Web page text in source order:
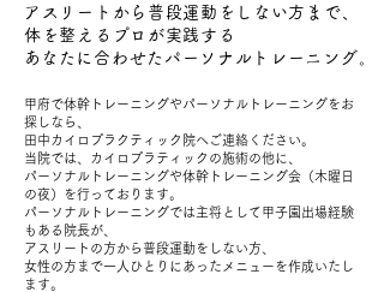
アスリートから普段運動をしない方まで、
体を整えるプロが実践する
​あなたに合わせたパーソナルトレーニング。
甲府で体幹トレーニングやパーソナルトレーニングをお
探しなら、
田中カイロプラクティック院へご連絡ください。
当院では、カイロプラティックの施術の他に、
パーソナルトレーニングや体幹トレーニング会（木曜日
の夜）を行っております。
パーソナルトレーニングでは主将として甲子園出場経験
もある院長が、
アスリートの方から普段運動をしない方、
女性の方まで一人ひとりにあったメニューを作成いたし
ます。